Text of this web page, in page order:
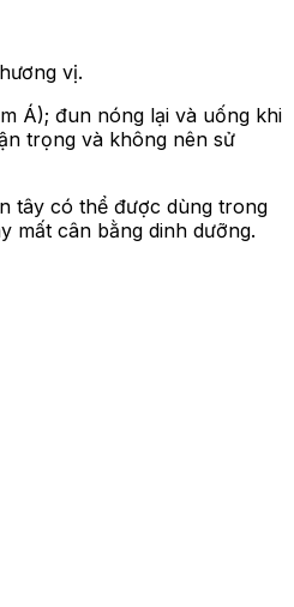
vị.
Á); đun nóng lại và uống khi
trọng và không nên sử
tây có thể được dùng trong
mất cân bằng dinh dưỡng.